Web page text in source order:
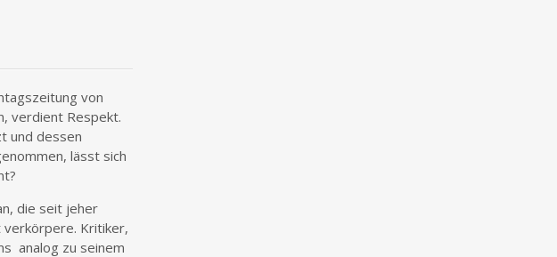
von
verdient Respekt.
und dessen
lässt sich
die seit jeher
verkörpere. Kritiker,
analog zu seinem